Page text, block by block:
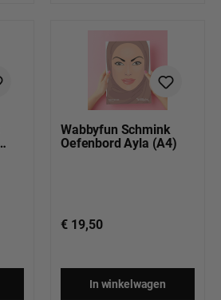
Wabbyfun Schmink
Oefenbord Ayla (A4)
€ 19,50
In winkelwagen